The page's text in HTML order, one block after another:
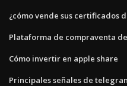
¿cómo vende sus certificados
Plataforma de compraventa
Cómo invertir en apple share
Principales señales de